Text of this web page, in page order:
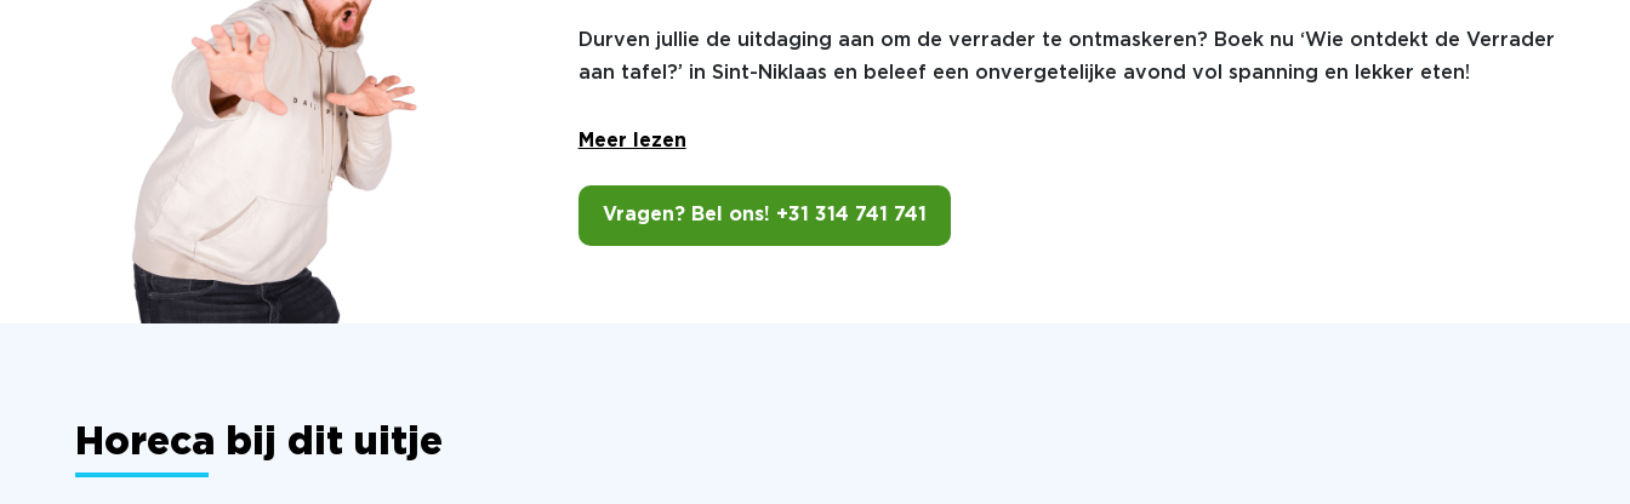
Durven jullie de uitdaging aan om de verrader te ontmaskeren? Boek nu ‘Wie ontdekt de Verrader
aan tafel?’ in Sint-Niklaas en beleef een onvergetelijke avond vol spanning en lekker eten!
Meer lezen
Vragen? Bel ons! +31 314 741 741
Horeca bij dit uitje